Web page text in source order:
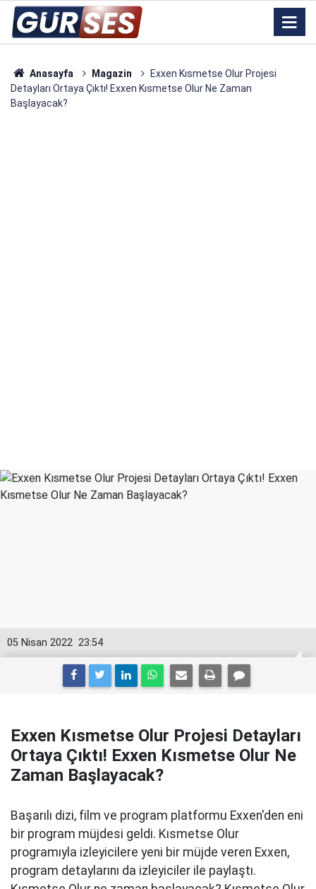
Anasayfa Magazin
Exxen Kısmetse Olur Projesi
Detayları Ortaya Çıktı! Exxen Kısmetse Olur Ne Zaman
Başlayacak?
23:54
05 Nisan 2022
Exxen Kısmetse Olur Projesi Detayları
Ortaya Çıktı! Exxen Kısmetse Olur Ne
Zaman Başlayacak?
Başarılı dizi, film ve program platformu Exxen'den eni
bir program müjdesi geldi. Kısmetse Olur
programıyla izleyicilere yeni bir müjde veren Exxen,
program detaylarını da izleyiciler ile paylaştı.